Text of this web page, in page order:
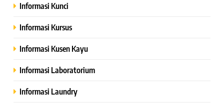
Informasi Kunci
Informasi Kursus
Informasi Kusen Kayu
Informasi Laboratorium
Informasi Laundry